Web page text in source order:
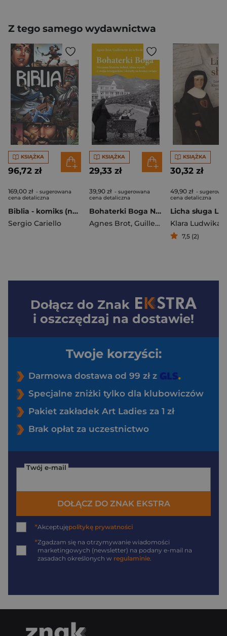
Z tego samego wydawnictwa
KSIĄŻKA
96,72 zł
169,00 zł - sugerowana
cena detaliczna
Biblia - komiks (nowe poszerzone wydanie)
Sergio Cariello
KSIĄŻKA
29,33 zł
39,90 zł - sugerowana
cena detaliczna
Bohaterki Boga Nieznane historie kobiet, które wyszły z cienia krużganków i dotarły ma krańce świata
Agnes Brot, Guillemette de la Borie
KSIĄŻKA
30,32 zł
49,90 zł -
cena detaliczna
7,5 (2)
Dołącz do Znak
i oszczędzaj na dostawie!
Twoje korzyści:
Darmowa dostawa od 99 zł z
Specjalne zniżki tylko dla klubowiczów
Pakiet zakładek Art Ladies za 1 zł
Brak opłat za uczestnictwo
Twój e-mail
DOŁĄCZ DO ZNAK EKSTRA
*Akceptujępolitykę prywatności
*Zgadzam się na otrzymywanie wiadomości
marketingowych (newsletter) na podany e-mail na
zasadach określonych w regulaminie